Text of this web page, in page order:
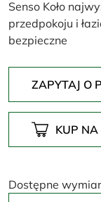
Senso Koło
przedpokoju i
bezpieczne
ZAPYTAJ O
KUP NA
Dostępne